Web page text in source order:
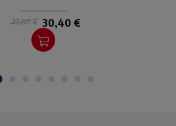
affatto cristiana.
32,00 € 30,40 €